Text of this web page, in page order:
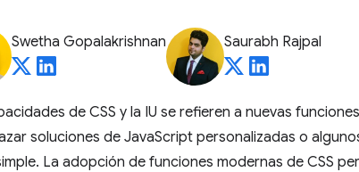
Swetha Gopalakrishnan Saurabh Rajpal
de CSS y la IU se refieren a nuevas
soluciones de JavaScript personalizadas o
La adopción de funciones modernas de CSS